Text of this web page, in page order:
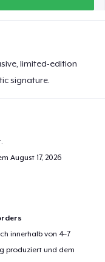
limited-edition
signature.
August 17, 2026
innerhalb von 4–7
produziert und dem